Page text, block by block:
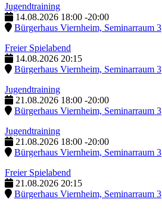
Jugendtraining
14.08.2026 18:00 -20:00
Bürgerhaus Viernheim, Seminarraum 3
Freier Spielabend
14.08.2026 20:15
Bürgerhaus Viernheim, Seminarraum 3
Jugendtraining
21.08.2026 18:00 -20:00
Bürgerhaus Viernheim, Seminarraum 3
Jugendtraining
21.08.2026 18:00 -20:00
Bürgerhaus Viernheim, Seminarraum 3
Freier Spielabend
21.08.2026 20:15
Bürgerhaus Viernheim, Seminarraum 3